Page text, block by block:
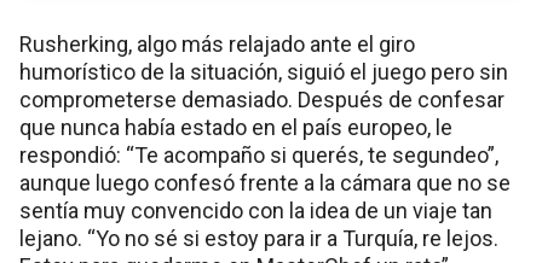
Rusherking, algo más relajado ante el giro
humorístico de la situación, siguió el juego pero sin
comprometerse demasiado. Después de confesar
que nunca había estado en el país europeo, le
respondió: “Te acompaño si querés, te segundeo”,
aunque luego confesó frente a la cámara que no se
sentía muy convencido con la idea de un viaje tan
lejano. “Yo no sé si estoy para ir a Turquía, re lejos.